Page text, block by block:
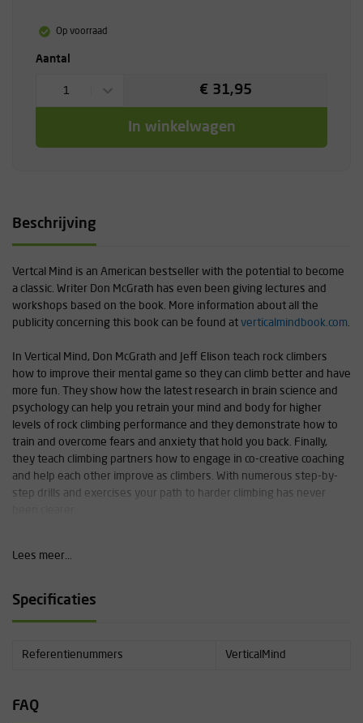
Op voorraad
Aantal
1 € 31,95
In winkelwagen
Beschrijving
Vertcal Mind is an American bestseller with the potential to become
a classic. Writer Don McGrath has even been giving lectures and
workshops based on the book. More information about all the
publicity concerning this book can be found at verticalmindbook.com.
In Vertical Mind, Don McGrath and Jeff Elison teach rock climbers
how to improve their mental game so they can climb better and have
more fun. They show how the latest research in brain science and
psychology can help you retrain your mind and body for higher
levels of rock climbing performance and they demonstrate how to
train and overcome fears and anxiety that hold you back. Finally,
they teach climbing partners how to engage in co-creative coaching
and help each other improve as climbers. With numerous step-by-
step drills and exercises your path to harder climbing has never
1. Introduction
3. Your Brain and "Fun"
6. Falling and Relaxation Drills and Tactics
9. Co-Creative Coaching
10. Flow-Putting It All Together, Performance & Play
Lees meer...
Specificaties
Referentienummers VerticalMind
FAQ